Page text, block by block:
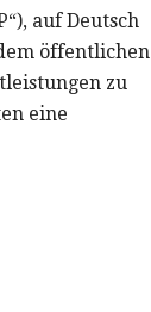
auf Deutsch
öffentlichen
zu
eine